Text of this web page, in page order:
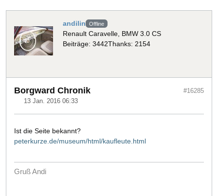
andilin Offline
Renault Caravelle, BMW 3.0 CS
Beiträge: 3442Thanks: 2154
Borgward Chronik
13 Jan. 2016 06:33
#16285
Ist die Seite bekannt?
peterkurze.de/museum/html/kaufleute.html
Gruß Andi